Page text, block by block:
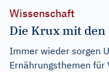
Wissenschaft
Die Krux mit den
Immer wieder sorgen
Ernährungsthemen